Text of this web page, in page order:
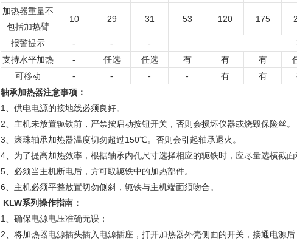
加热器重量不
包括加热臂
10 29 31 53 120 175
报警提示 - - -
支持水平加热
- 任选 任选 有 有 有
可移动
- - - - 有 有
轴承加热器注意事项 ：
1、供电电源的接地线必须良好。
2、主机未放置轭铁前，严禁按启动按钮开关，否则会损坏仪器或烧毁保险丝。
3、滚珠轴承加热器温度切勿超过150℃。否则会引起轴承退火。
4、为了提高加热效率，根据轴承内孔尺寸选择相应的轭铁时，应尽量选横截面
5、必须当主机断电后，方可取轭铁中的加热部件。
6、 主机必须平整放置切勿侧斜，轭铁与主机端面须吻合。
KLW系列操作指南 ：
1、确保电源电压准确无误；
2、将加热器电源插头插入电源插座，打开加热器外壳侧面的开关，接通电源